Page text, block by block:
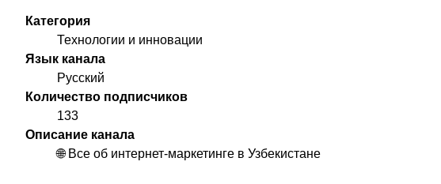
Категория
Технологии и инновации
Язык канала
Русский
Количество подписчиков
133
Описание канала
🌐 Все об интернет-маркетинге в Узбекистане